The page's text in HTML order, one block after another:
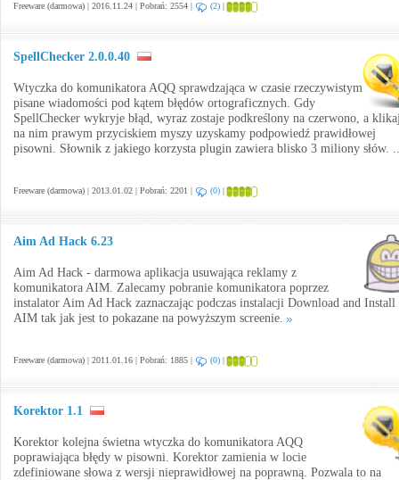
Freeware (darmowa) | 2016.11.24 | Pobrań: 2554 | (2) |
SpellChecker 2.0.0.40
Wtyczka do komunikatora AQQ sprawdzająca w czasie rzeczywistym
pisane wiadomości pod kątem błędów ortograficznych. Gdy
SpellChecker wykryje błąd, wyraz zostaje podkreślony na czerwono, a
na nim prawym przyciskiem myszy uzyskamy podpowiedź prawidłowej
pisowni. Słownik z jakiego korzysta plugin zawiera blisko 3 miliony słów.
Freeware (darmowa) | 2013.01.02 | Pobrań: 2201 | (0) |
Aim Ad Hack 6.23
Aim Ad Hack - darmowa aplikacja usuwająca reklamy z
komunikatora AIM. Zalecamy pobranie komunikatora poprzez
instalator Aim Ad Hack zaznaczając podczas instalacji Download and Install
AIM tak jak jest to pokazane na powyższym screenie.
Freeware (darmowa) | 2011.01.16 | Pobrań: 1885 | (0) |
Korektor 1.1
Korektor kolejna świetna wtyczka do komunikatora AQQ
poprawiająca błędy w pisowni. Korektor zamienia w locie
zdefiniowane słowa z wersji nieprawidłowej na poprawną. Pozwala to na